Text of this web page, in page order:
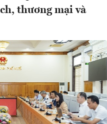
thương mại và